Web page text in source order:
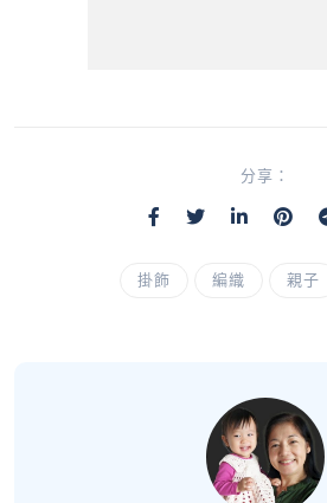
分享：
掛飾 編織 親子